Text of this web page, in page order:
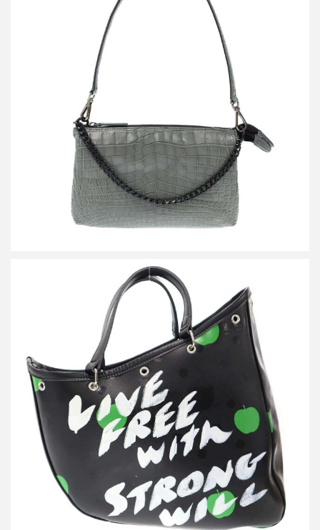
ザ ラストアートプロダクション CROCO SHOULDER LIBERO
SAGE クロコダイルレザーショルダーバッグ
詳しく見る
コムデギャルソン The Beatles LIVE FREE with STRONG WILL メ
ッセージ トートバッグ VZ-K250-051
買取金額36,000円
詳しく見る